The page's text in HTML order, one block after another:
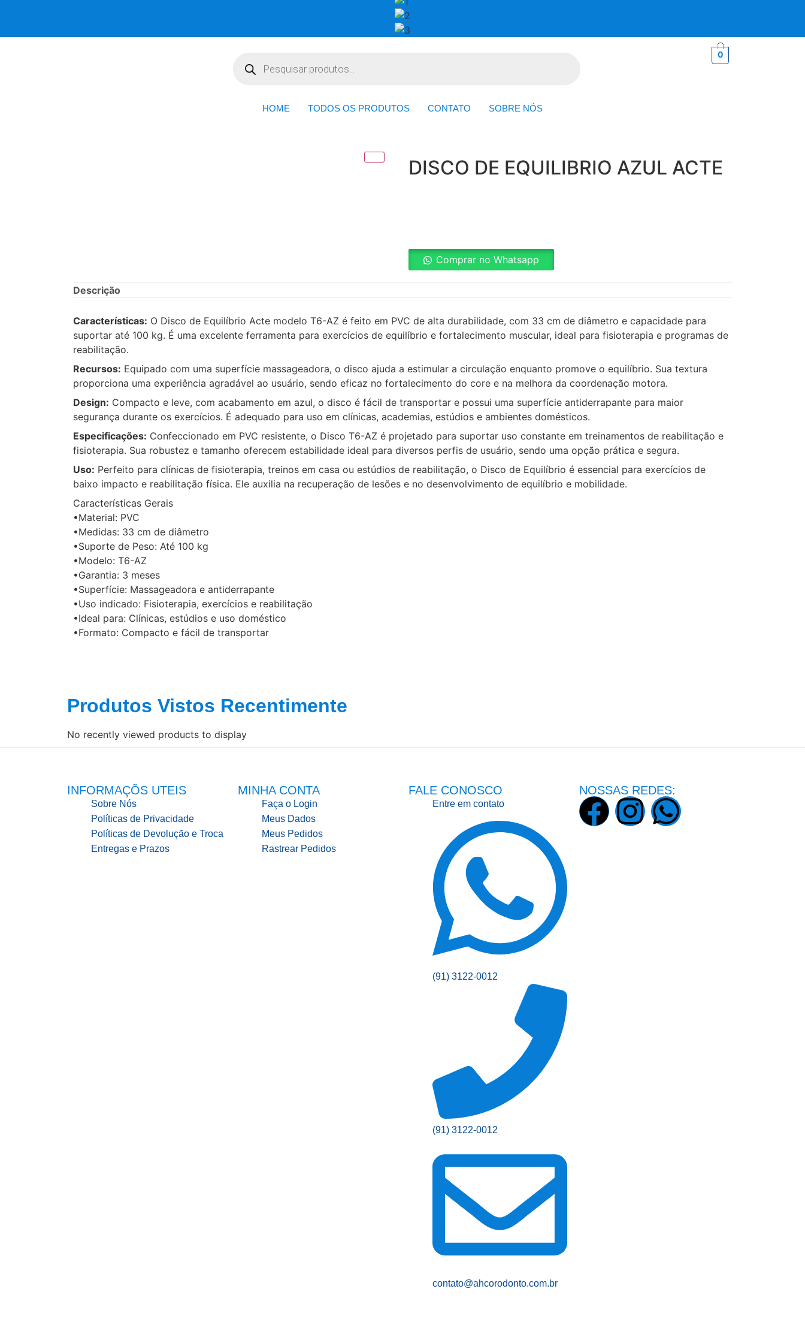
0
HOME TODOS OS PRODUTOS CONTATO SOBRE NÓS
DISCO DE EQUILIBRIO AZUL ACTE
Comprar no Whatsapp
Descrição
Características: O Disco de Equilíbrio Acte modelo T6-AZ é feito em PVC de alta durabilidade, com 33 cm de diâmetro e capacidade para
suportar até 100 kg. É uma excelente ferramenta para exercícios de equilíbrio e fortalecimento muscular, ideal para fisioterapia e programas de
reabilitação.
Recursos: Equipado com uma superfície massageadora, o disco ajuda a estimular a circulação enquanto promove o equilíbrio. Sua textura
proporciona uma experiência agradável ao usuário, sendo eficaz no fortalecimento do core e na melhora da coordenação motora.
Design: Compacto e leve, com acabamento em azul, o disco é fácil de transportar e possui uma superfície antiderrapante para maior
segurança durante os exercícios. É adequado para uso em clínicas, academias, estúdios e ambientes domésticos.
Especificações: Confeccionado em PVC resistente, o Disco T6-AZ é projetado para suportar uso constante em treinamentos de reabilitação e
fisioterapia. Sua robustez e tamanho oferecem estabilidade ideal para diversos perfis de usuário, sendo uma opção prática e segura.
Uso: Perfeito para clínicas de fisioterapia, treinos em casa ou estúdios de reabilitação, o Disco de Equilíbrio é essencial para exercícios de
baixo impacto e reabilitação física. Ele auxilia na recuperação de lesões e no desenvolvimento de equilíbrio e mobilidade.
Características Gerais
•Material: PVC
•Medidas: 33 cm de diâmetro
•Suporte de Peso: Até 100 kg
•Modelo: T6-AZ
•Garantia: 3 meses
•Superfície: Massageadora e antiderrapante
•Uso indicado: Fisioterapia, exercícios e reabilitação
•Ideal para: Clínicas, estúdios e uso doméstico
•Formato: Compacto e fácil de transportar
Produtos Vistos Recentimente
No recently viewed products to display
INFORMAÇÕS UTEIS
Sobre Nós
Políticas de Privacidade
Políticas de Devolução e Troca
Entregas e Prazos
MINHA CONTA
Faça o Login
Meus Dados
Meus Pedidos
Rastrear Pedidos
FALE CONOSCO
Entre em contato
(91) 3122-0012
(91) 3122-0012
contato@ahcorodonto.com.br
NOSSAS REDES: